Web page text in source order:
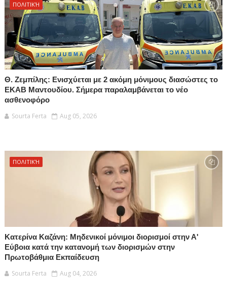
ΠΟΛΙΤΙΚΉ
Θ. Ζεμπίλης: Ενισχύεται με 2 ακόμη μόνιμους διασώστες το
ΕΚΑΒ Μαντουδίου. Σήμερα παραλαμβάνεται το νέο
ασθενοφόρο
Sourta Ferta
Aug 05, 2026
ΠΟΛΙΤΙΚΉ
Κατερίνα Καζάνη: Μηδενικοί μόνιμοι διορισμοί στην Α'
Εύβοια κατά την κατανομή των διορισμών στην
Πρωτοβάθμια Εκπαίδευση
Sourta Ferta
Aug 04, 2026